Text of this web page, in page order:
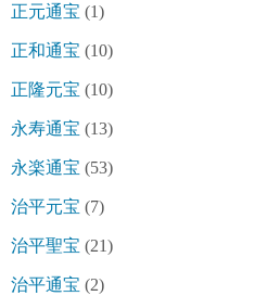
正元通宝 (1)
正和通宝 (10)
正隆元宝 (10)
永寿通宝 (13)
永楽通宝 (53)
治平元宝 (7)
治平聖宝 (21)
治平通宝 (2)